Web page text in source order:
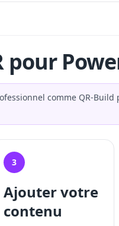
pour
comme QR-
3
Ajouter votre
contenu